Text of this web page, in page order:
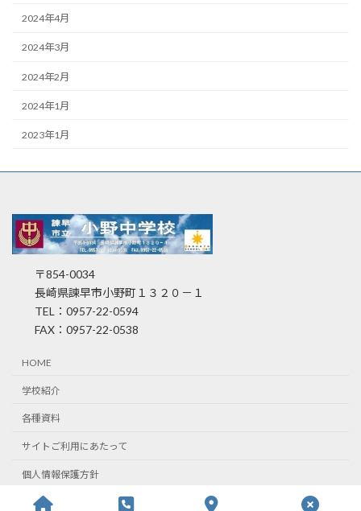
2024年4月
2024年3月
2024年2月
2024年1月
2023年1月
〒854-0034
長崎県諫早市小野町１３２０－１
TEL：0957-22-0594
FAX：0957-22-0538
HOME
学校紹介
各種資料
サイトご利用にあたって
個人情報保護方針